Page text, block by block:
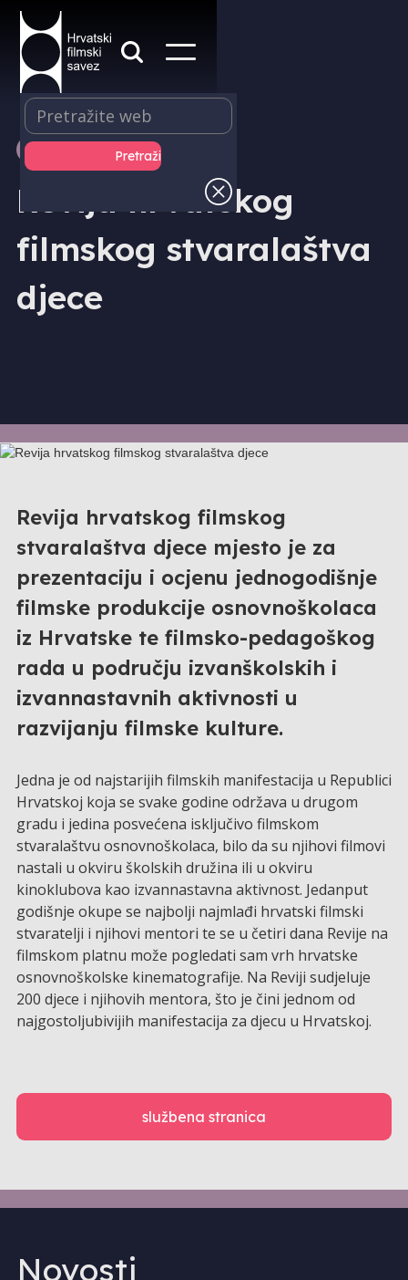
REVIJE I FESTIVALI
Revija hrvatskog
filmskog stvaralaštva
djece
Revija hrvatskog filmskog
stvaralaštva djece mjesto je za
prezentaciju i ocjenu jednogodišnje
filmske produkcije osnovnoškolaca
iz Hrvatske te filmsko-pedagoškog
rada u području izvanškolskih i
izvannastavnih aktivnosti u
razvijanju filmske kulture.
Jedna je od najstarijih filmskih manifestacija u Republici
Hrvatskoj koja se svake godine održava u drugom
gradu i jedina posvećena isključivo filmskom
stvaralaštvu osnovnoškolaca, bilo da su njihovi filmovi
nastali u okviru školskih družina ili u okviru
kinoklubova kao izvannastavna aktivnost. Jedanput
godišnje okupe se najbolji najmlađi hrvatski filmski
stvaratelji i njihovi mentori te se u četiri dana Revije na
filmskom platnu može pogledati sam vrh hrvatske
osnovnoškolske kinematografije. Na Reviji sudjeluje
200 djece i njihovih mentora, što je čini jednom od
najgostoljubivijih manifestacija za djecu u Hrvatskoj.
službena stranica
Novosti